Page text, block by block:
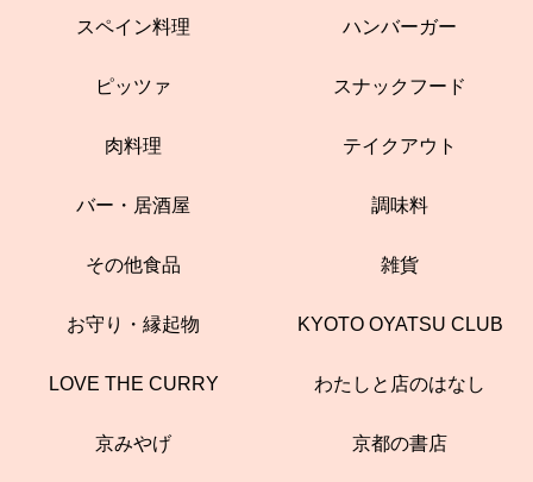
スペイン料理 ハンバーガー
ピッツァ スナックフード
肉料理 テイクアウト
バー・居酒屋 調味料
その他食品 雑貨
お守り・縁起物 KYOTO OYATSU CLUB
LOVE THE CURRY わたしと店のはなし
京みやげ 京都の書店